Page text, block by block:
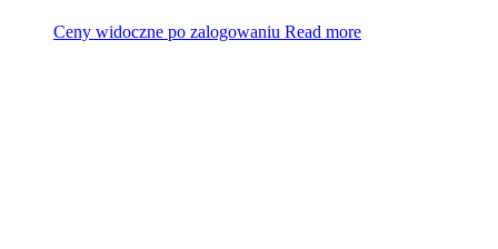
Ceny widoczne po zalogowaniu Read more